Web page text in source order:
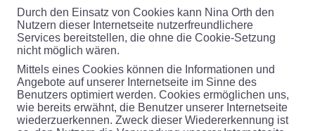
Durch den Einsatz von Cookies kann Nina Orth den
Nutzern dieser Internetseite nutzerfreundlichere
Services bereitstellen, die ohne die Cookie-Setzung
nicht möglich wären.
Mittels eines Cookies können die Informationen und
Angebote auf unserer Internetseite im Sinne des
Benutzers optimiert werden. Cookies ermöglichen uns,
wie bereits erwähnt, die Benutzer unserer Internetseite
wiederzuerkennen. Zweck dieser Wiedererkennung ist